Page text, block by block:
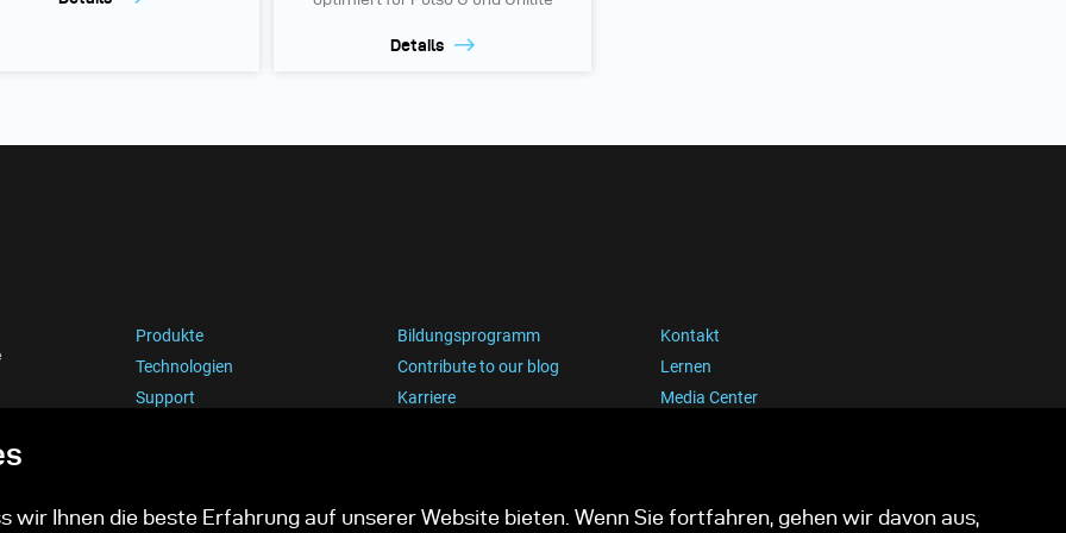
Details
Produkte Bildungsprogramm
Kontakt
Technologien
Contribute to our blog
Lernen
Support
Karriere Media Center
wir Ihnen die beste Erfahrung auf unserer Website bieten. Wenn Sie fortfahren, gehen wir davon aus,